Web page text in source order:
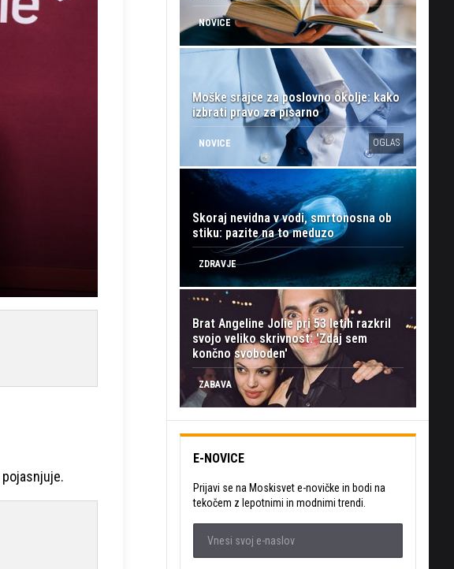
pojasnjuje.
NOVICE
Moške srajce za poslovno okolje: kako
izbrati pravo za pisarno
NOVICE OGLAS
Skoraj nevidna v vodi, smrtonosna ob
stiku: pazite na to meduzo
ZDRAVJE
Brat Angeline Jolie pri 53 letih razkril
svojo veliko skrivnost: 'Zdaj sem
končno svoboden'
ZABAVA
E-NOVICE
Prijavi se na Moskisvet e-novičke in bodi na
tekočem z lepotnimi in modnimi trendi.